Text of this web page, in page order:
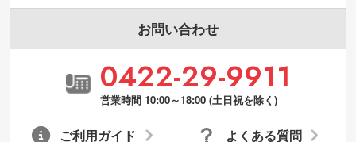
張が可能です。→詳しく見る
・デザインにQRコードを入れたい／QRコ
ードを生成してほしい
URLをご指定いただければ、QRコードを生
成いたします。配置のご相談にも応じてい
ます。→詳しく見る
お問い合わせ
0422-29-9911
営業時間 10:00～18:00 (土日祝を除く)
よくある質問
ご利用ガイド